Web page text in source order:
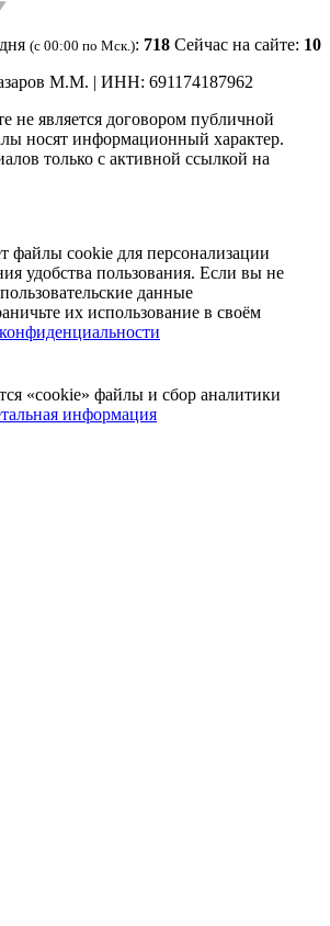
(c 00:00 по Мск.): 718 Сейчас на сайте: 10
М.М. | ИНН: 691174187962
не является договором публичной
носят информационный характер.
только с активной ссылкой на
файлы cookie для персонализации
удобства пользования. Если вы не
данные
их использование в своём
«cookie» файлы и сбор аналитики
информация